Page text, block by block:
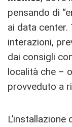
pensando di
ai data center.
interazioni,
dai consigli
località che –
provveduto a